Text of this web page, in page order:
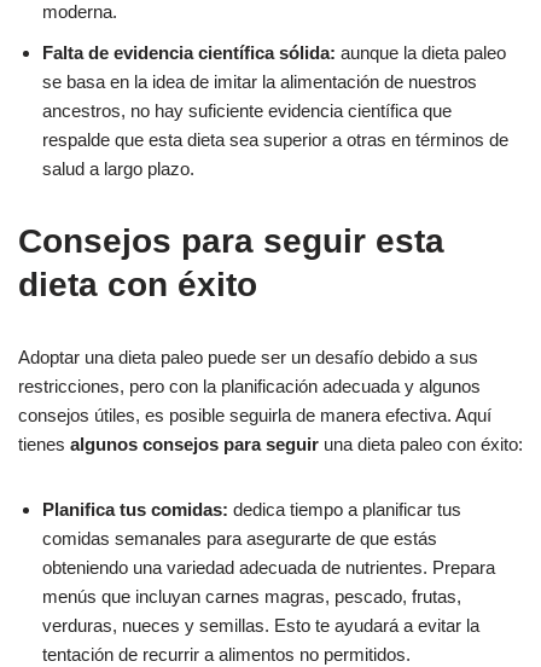
moderna.
Falta de evidencia científica sólida: aunque la dieta paleo
se basa en la idea de imitar la alimentación de nuestros
ancestros, no hay suficiente evidencia científica que
respalde que esta dieta sea superior a otras en términos de
salud a largo plazo.
Consejos para seguir esta
dieta con éxito
Adoptar una dieta paleo puede ser un desafío debido a sus
restricciones, pero con la planificación adecuada y algunos
consejos útiles, es posible seguirla de manera efectiva. Aquí
tienes algunos consejos para seguir una dieta paleo con éxito:
Planifica tus comidas: dedica tiempo a planificar tus
comidas semanales para asegurarte de que estás
obteniendo una variedad adecuada de nutrientes. Prepara
menús que incluyan carnes magras, pescado, frutas,
verduras, nueces y semillas. Esto te ayudará a evitar la
tentación de recurrir a alimentos no permitidos.